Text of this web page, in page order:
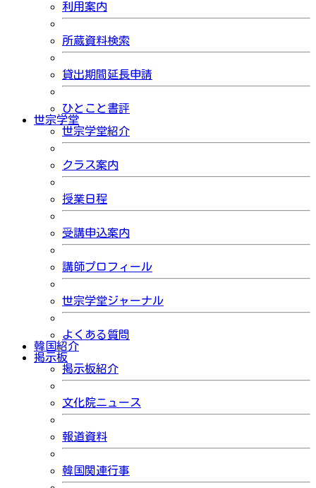
利用案内
所蔵資料検索
貸出期間延長申請
ひとこと書評
世宗学堂
世宗学堂紹介
クラス案内
授業日程
受講申込案内
講師プロフィール
世宗学堂ジャーナル
よくある質問
韓国紹介
掲示板
掲示板紹介
文化院ニュース
報道資料
韓国関連行事